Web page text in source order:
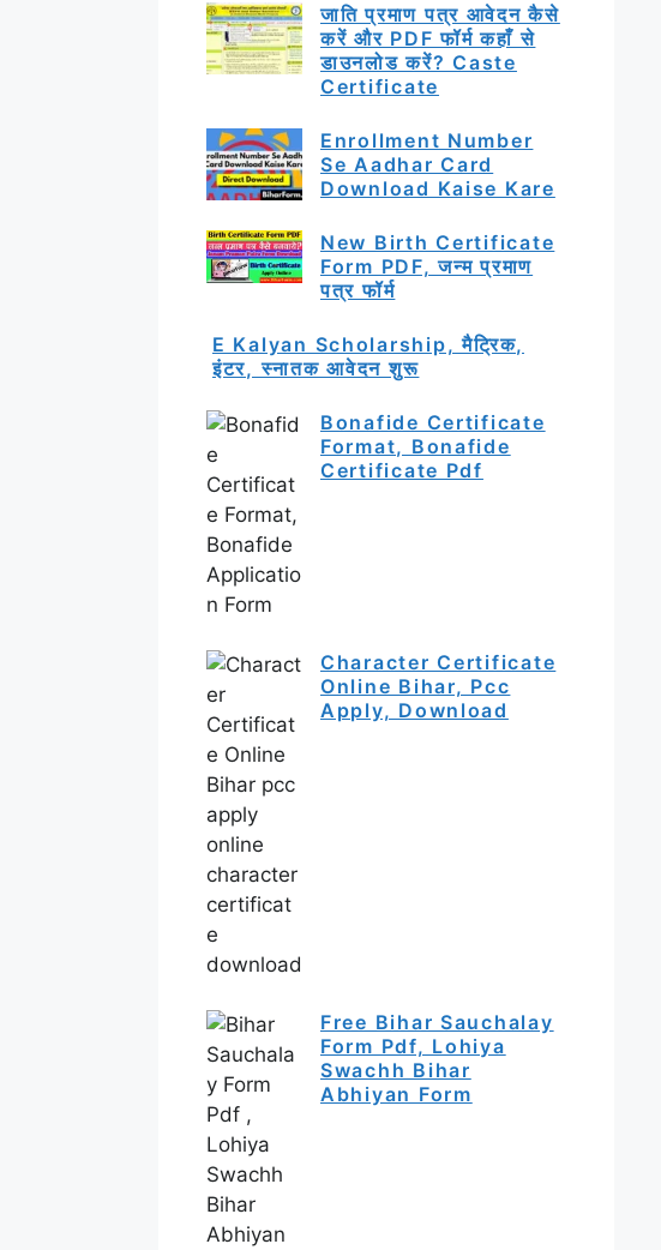
जाति प्रमाण पत्र आवेदन कैसे
करें और PDF फॉर्म कहाँ से
डाउनलोड करें? Caste
Certificate
Enrollment Number
Se Aadhar Card
Download Kaise Kare
New Birth Certificate
Form PDF, जन्म प्रमाण
पत्र फॉर्म
E Kalyan Scholarship, मैट्रिक,
इंटर, स्नातक आवेदन शुरू
Bonafide Certificate
Format, Bonafide
Certificate Pdf
Character Certificate
Online Bihar, Pcc
Apply, Download
Free Bihar Sauchalay
Form Pdf, Lohiya
Swachh Bihar
Abhiyan Form